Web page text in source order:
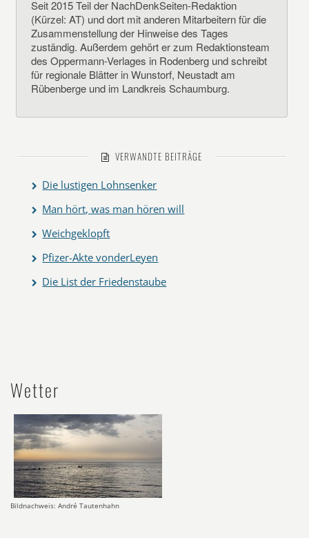
Seit 2015 Teil der NachDenkSeiten-Redaktion
(Kürzel: AT) und dort mit anderen Mitarbeitern für die
Zusammenstellung der Hinweise des Tages
zuständig. Außerdem gehört er zum Redaktionsteam
des Oppermann-Verlages in Rodenberg und schreibt
für regionale Blätter in Wunstorf, Neustadt am
Rübenberge und im Landkreis Schaumburg.
VERWANDTE BEITRÄGE
Die lustigen Lohnsenker
Man hört, was man hören will
Weichgeklopft
Pfizer-Akte vonderLeyen
Die List der Friedenstaube
Wetter
Bildnachweis: André Tautenhahn